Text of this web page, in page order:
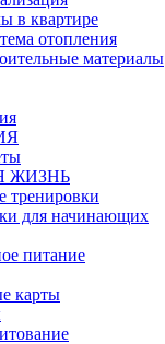
в квартире
отопления
материалы
ЖИЗНЬ
тренировки
для начинающих
питание
карты